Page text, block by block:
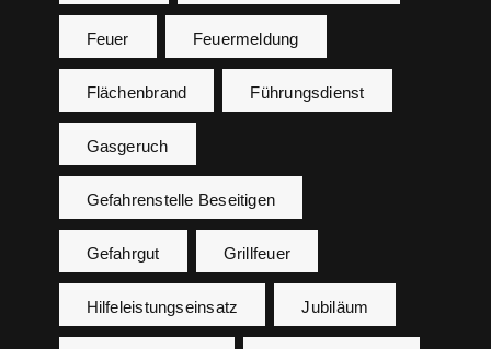
Feuer Feuermeldung
Flächenbrand Führungsdienst
Gasgeruch
Gefahrenstelle Beseitigen
Gefahrgut Grillfeuer
Hilfeleistungseinsatz Jubiläum